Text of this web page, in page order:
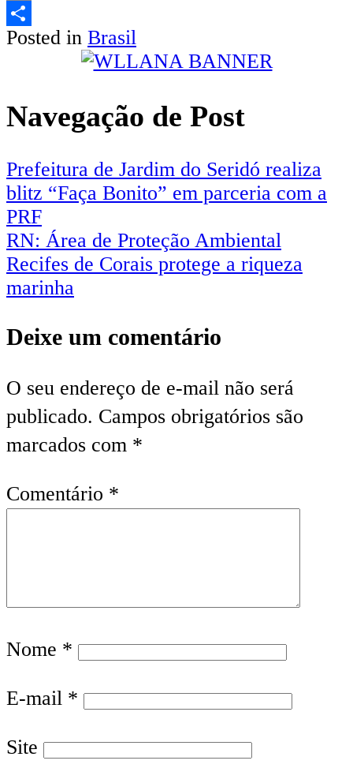
Email
Share
Posted in Brasil
Navegação de Post
Prefeitura de Jardim do Seridó realiza
blitz “Faça Bonito” em parceria com a
PRF
RN: Área de Proteção Ambiental
Recifes de Corais protege a riqueza
marinha
Deixe um comentário
O seu endereço de e-mail não será
publicado. Campos obrigatórios são
marcados com *
Comentário *
Nome *
E-mail *
Site